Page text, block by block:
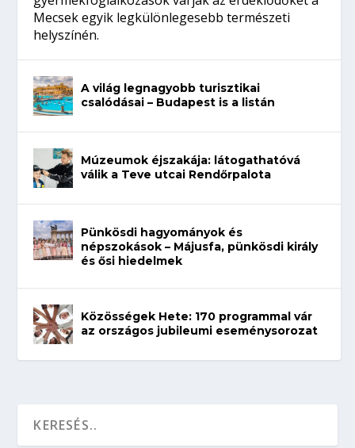
Mecsek egyik legkülönlegesebb természeti
helyszínén.
A világ legnagyobb turisztikai
csalódásai – Budapest is a listán
Múzeumok éjszakája: látogathatóvá
válik a Teve utcai Rendőrpalota
Pünkösdi hagyományok és
népszokások – Májusfa, pünkösdi király
és ősi hiedelmek
Közösségek Hete: 170 programmal vár
az országos jubileumi eseménysorozat